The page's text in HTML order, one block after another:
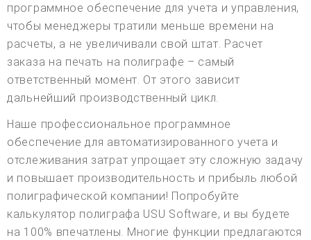
программное обеспечение для учета и управления,
чтобы менеджеры тратили меньше времени на
расчеты, а не увеличивали свой штат. Расчет
заказа на печать на полиграфе – самый
ответственный момент. От этого зависит
дальнейший производственный цикл.
Наше профессиональное программное
обеспечение для автоматизированного учета и
отслеживания затрат упрощает эту сложную задачу
и повышает производительность и прибыль любой
полиграфической компании! Попробуйте
калькулятор полиграфа USU Software, и вы будете
на 100% впечатлены. Многие функции предлагаются